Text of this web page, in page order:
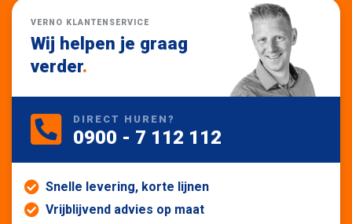
VERNO KLANTENSERVICE
Wij helpen je graag
verder.
DIRECT HUREN?
0900 - 7 112 112
Snelle levering, korte lijnen
Vrijblijvend advies op maat